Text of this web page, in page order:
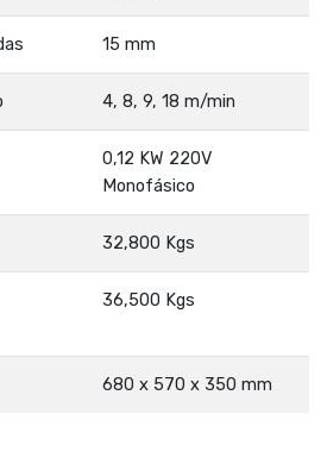
15 mm
4, 8, 9, 18 m/min
0,12 KW 220V
Monofásico
32,800 Kgs
36,500 Kgs
680 x 570 x 350 mm